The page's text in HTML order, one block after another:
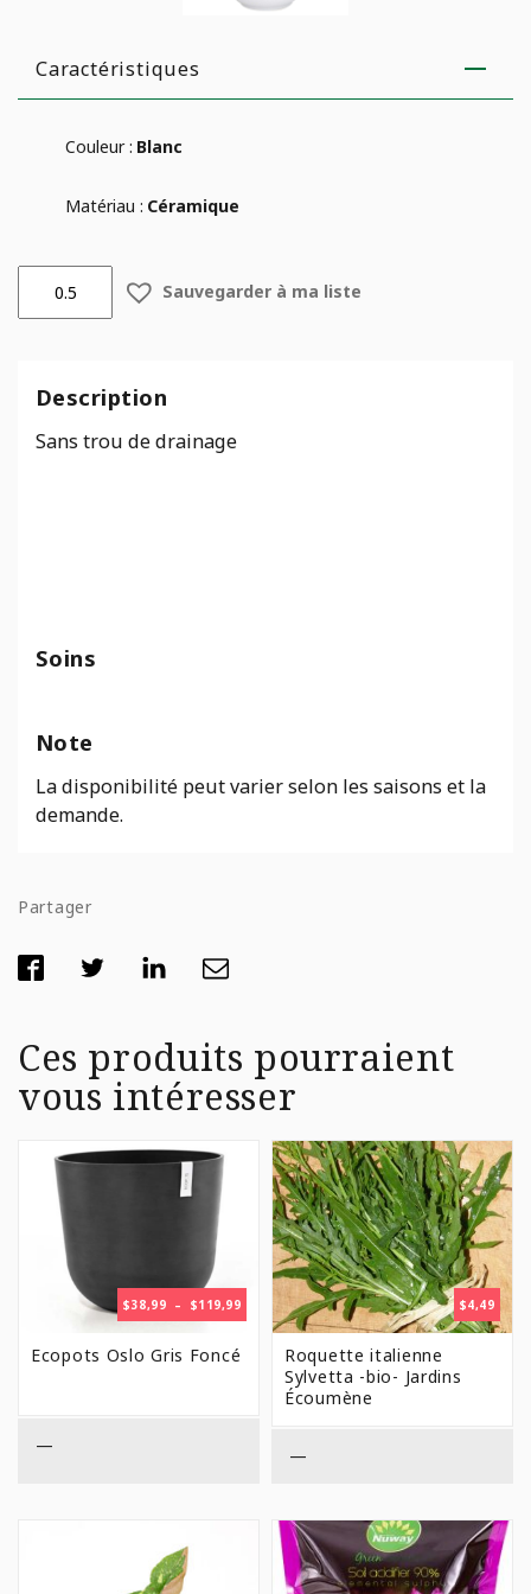
Caractéristiques
Couleur : Blanc
Matériau : Céramique
Pot
Blanc
Sauvegarder à ma liste
Description
Sans trou de drainage
Soins
Note
La disponibilité peut varier selon les saisons et la
demande.
Partager
Ces produits pourraient
vous intéresser
$38,99 – $119,99PLAGE
DE
Ecopots Oslo Gris Foncé
—
$4,49
Roquette italienne
Sylvetta -bio- Jardins
Écoumène
—